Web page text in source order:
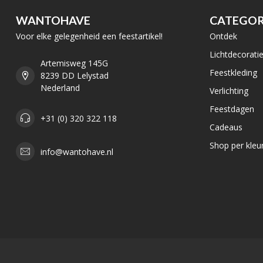
WANTOHAVE
Voor elke gelegenheid een feestartikel!
Artemisweg 145G
8239 DD Lelystad
Nederland
+31 (0) 320 322 118
info@wantohave.nl
Ontdek
Lichtdecoratie
Feestkleding
Verlichting
Feestdagen
Cadeaus
Shop per